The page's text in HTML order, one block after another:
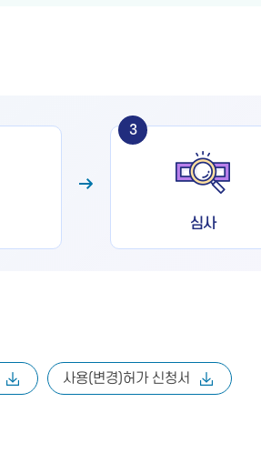
3
심사
사용(변경)허가 신청서